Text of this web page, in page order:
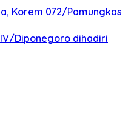
Korem 072/Pamungkas
Diponegoro dihadiri